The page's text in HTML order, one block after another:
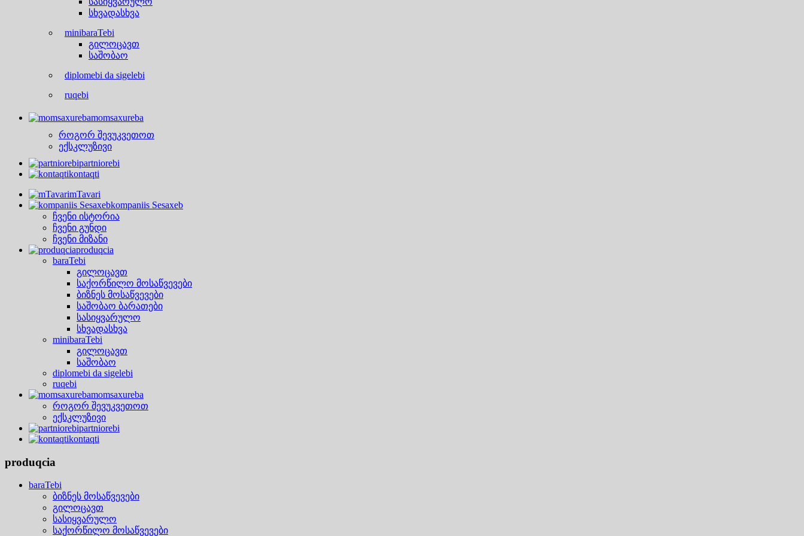
სხვადასხვა
minibaraTebi
გილოცავთ
საშობაო
diplomebi da sigelebi
ruqebi
momsaxureba
როგორ შევუკვეთოთ
ექსკლუზივი
partniorebi
kontaqti
mTavari
kompaniis Sesaxeb
ჩვენი ისტორია
ჩვენი გუნდი
ჩვენი მიზანი
produqcia
baraTebi
გილოცავთ
საქორწილო მოსაწვევები
ბიზნეს მოსაწვევები
საშობაო ბარათები
სასიყვარულო
სხვადასხვა
minibaraTebi
გილოცავთ
საშობაო
diplomebi da sigelebi
ruqebi
momsaxureba
როგორ შევუკვეთოთ
ექსკლუზივი
partniorebi
kontaqti
produqcia
baraTebi
ბიზნეს მოსაწვევები
გილოცავთ
სასიყვარულო
საქორწილო მოსაწვევები